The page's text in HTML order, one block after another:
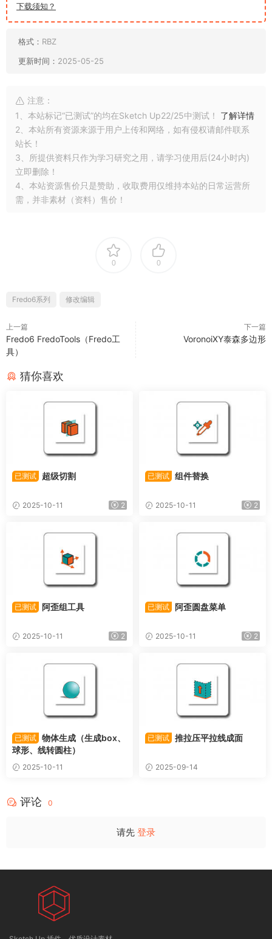
下载须知？
格式： RBZ
更新时间： 2025-05-25
注意：
1、本站标记“已测试”的均在Sketch Up22/25中测试！ 了解详情
2、本站所有资源来源于用户上传和网络，如有侵权请邮件联系
站长！
3、所提供资料只作为学习研究之用，请学习使用后(24小时内)
立即删除！
4、本站资源售价只是赞助，收取费用仅维持本站的日常运营所
需，并非素材（资料）售价！
0 0
Fredo6系列 修改编辑
上一篇
Fredo6 FredoTools（Fredo工
具）
下一篇
VoronoiXY泰森多边形
猜你喜欢
已测试 超级切割
2025-10-11 2
已测试 组件替换
2025-10-11 2
已测试 阿歪组工具
2025-10-11 2
已测试 阿歪圆盘菜单
2025-10-11 2
已测试 物体生成（生成box、
球形、线转圆柱）
2025-10-11
已测试 推拉压平拉线成面
2025-09-14
评论 0
请先 登录